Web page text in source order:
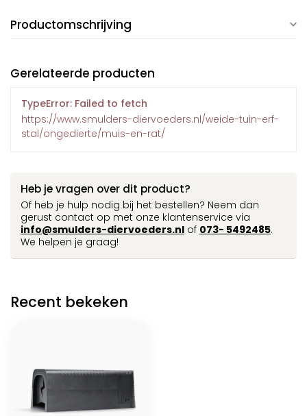
Productomschrijving
Gerelateerde producten
TypeError: Failed to fetch
https://www.smulders-diervoeders.nl/weide-tuin-erf-
stal/ongedierte/muis-en-rat/
Heb je vragen over dit product?
Of heb je hulp nodig bij het bestellen? Neem dan
gerust contact op met onze klantenservice via
info@smulders-diervoeders.nl of 073- 5492485.
We helpen je graag!
Recent bekeken